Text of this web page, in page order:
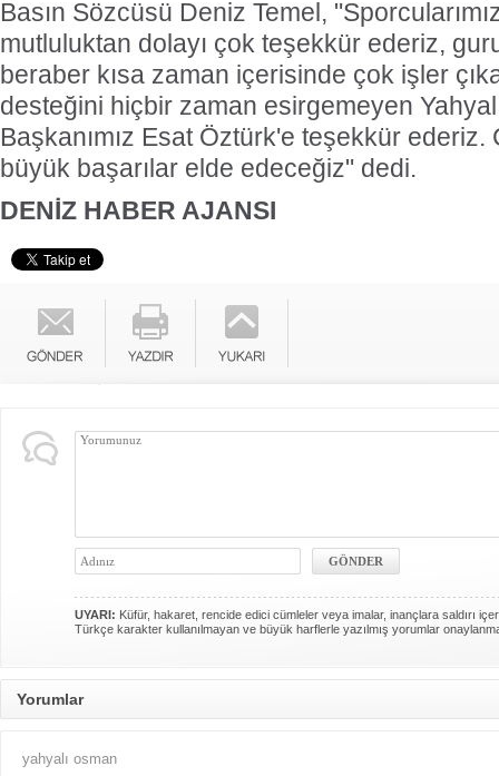
Basın Sözcüsü Deniz Temel,
mutluluktan dolayı çok teşekkür ederiz,
beraber kısa zaman içerisinde çok işler
desteğini hiçbir zaman esirgemeyen
Başkanımız Esat Öztürk'e teşekkür ederiz.
büyük başarılar elde edeceğiz" dedi.
DENİZ HABER AJANSI
UYARI: Küfür, hakaret, rencide edici cümleler veya imalar, inançlara saldırı
Türkçe karakter kullanılmayan ve büyük harflerle yazılmış yorumlar
Yorumlar
yahyalı osman